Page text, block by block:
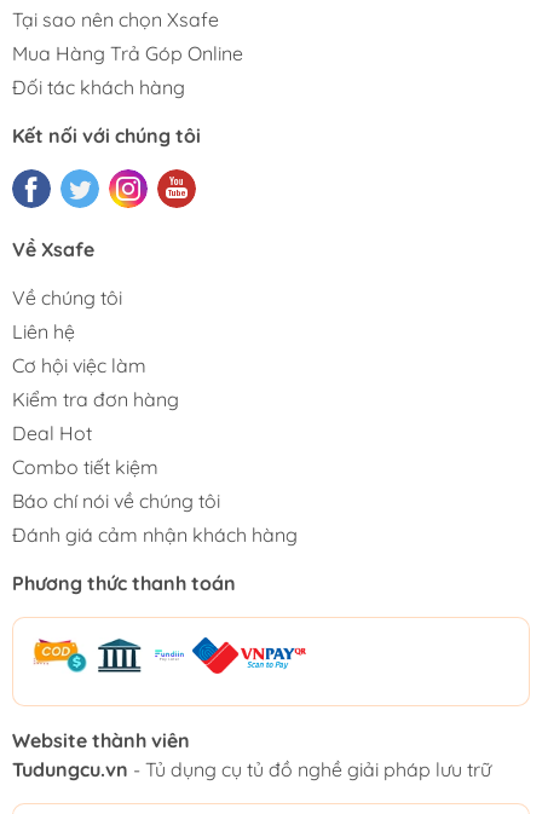
Tại sao nên chọn Xsafe
Mua Hàng Trả Góp Online
Đối tác khách hàng
Kết nối với chúng tôi
Về Xsafe
Về chúng tôi
Liên hệ
Cơ hội việc làm
Kiểm tra đơn hàng
Deal Hot
Combo tiết kiệm
Báo chí nói về chúng tôi
Đánh giá cảm nhận khách hàng
Phương thức thanh toán
Website thành viên
Tudungcu.vn - Tủ dụng cụ tủ đồ nghề giải pháp lưu trữ